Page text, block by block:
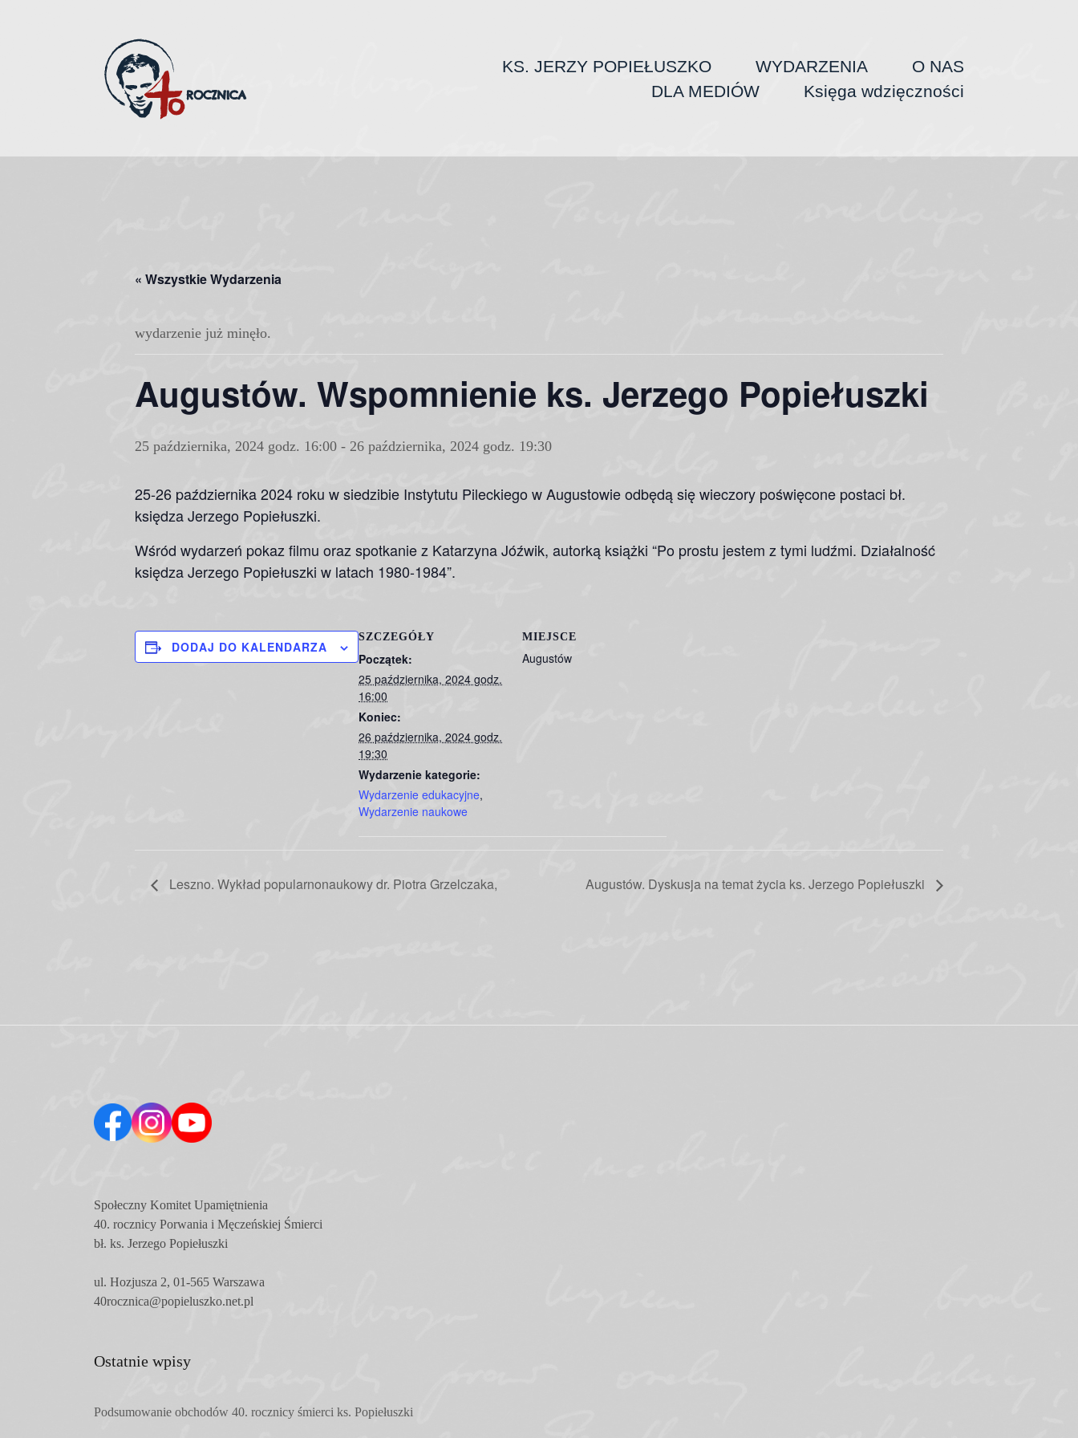
KS. JERZY POPIEŁUSZKO WYDARZENIA
O NAS
DLA MEDIÓW
Księga wdzięczności
« Wszystkie Wydarzenia
wydarzenie już minęło.
Augustów. Wspomnienie ks. Jerzego Popiełuszki
25 października, 2024 godz. 16:00 - 26 października, 2024 godz. 19:30
25-26 października 2024 roku w siedzibie Instytutu Pileckiego w Augustowie odbędą się wieczory poświęcone postaci bł.
księdza Jerzego Popiełuszki.
Wśród wydarzeń pokaz filmu oraz spotkanie z Katarzyna Jóźwik, autorką książki “Po prostu jestem z tymi ludźmi. Działalność
księdza Jerzego Popiełuszki w latach 1980-1984”.
DODAJ DO KALENDARZA
SZCZEGÓŁY
Początek:
25 października, 2024 godz.
16:00
Koniec:
26 października, 2024 godz.
19:30
Wydarzenie kategorie:
Wydarzenie edukacyjne,
Wydarzenie naukowe
MIEJSCE
Augustów
Leszno. Wykład popularnonaukowy dr. Piotra Grzelczaka, Augustów. Dyskusja na temat życia ks. Jerzego Popiełuszki
Społeczny Komitet Upamiętnienia
40. rocznicy Porwania i Męczeńskiej Śmierci
bł. ks. Jerzego Popiełuszki
ul. Hozjusza 2, 01-565 Warszawa
40rocznica@popieluszko.net.pl
Ostatnie wpisy
Podsumowanie obchodów 40. rocznicy śmierci ks. Popiełuszki